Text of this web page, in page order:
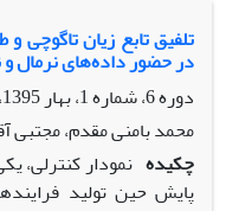
واریانس و تغییرات
است. عملکرد روش
معیارهای میانگین زمان
وقوع هشدار، با نمودار
شده است. نتایج نشان
تغییرات بزرگ، دارای
در حضور داده‌های نرمال و
دوره 6، شماره 1، بهار 1395، صفحه
محمد بامنی مقدم، مجتبی
چکیده نمودار کنترلی،
پایش حین تولید